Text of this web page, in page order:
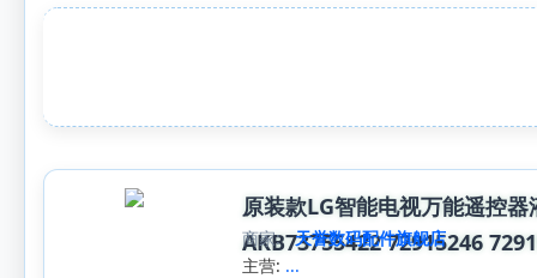
原装款LG智能电视万能遥控
AKB73755422 72915246
商家:
天誉数码配件旗舰店
主营: ...